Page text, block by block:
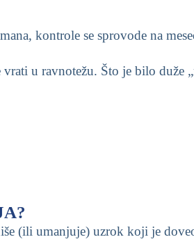
kontrole se sprovode na
u ravnotežu. Što je bilo duže
(ili umanjuje) uzrok koji je